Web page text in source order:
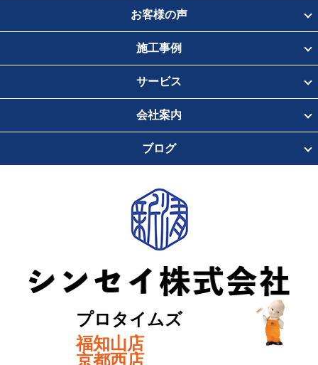
お客様の声
施工事例
サービス
会社案内
ブログ
プロタイムズ
福知山店
京都西店